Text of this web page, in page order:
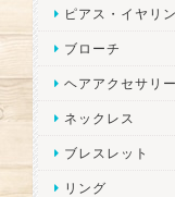
ピアス・イヤリ
ブローチ
ヘアアクセサリー
ネックレス
ブレスレット
リング